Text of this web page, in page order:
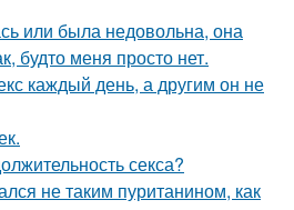
или была недовольна, она
будто меня просто нет.
каждый день, а другим он не
секса?
не таким пуританином, как